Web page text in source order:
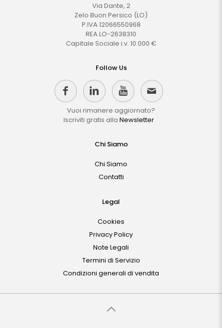
Via Dante, 2
Zelo Buon Persico (LO)
P.IVA 12066550968
REA LO-2638310
Capitale Sociale i.v. 10.000 €
Follow Us
Vuoi rimanere aggiornato?
Iscriviti gratis alla Newsletter
Chi Siamo
Chi Siamo
Contatti
Legal
Cookies
Privacy Policy
Note Legali
Termini di Servizio
Condizioni generali di vendita